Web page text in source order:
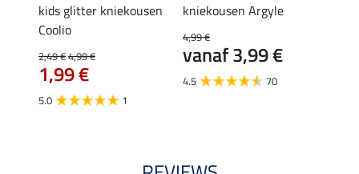
kids glitter kniekousen
Coolio
2,49 €4,99 €
1,99 €
5.0 1
kniekousen Argyle
4,99 €
vanaf 3,99 €
4.5 70